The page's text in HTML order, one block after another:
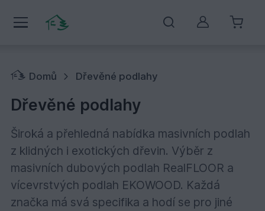
Můj účet
Domů Dřevěné podlahy
Dřevěné podlahy
Široká a přehledná nabídka masivních podlah
z klidných i exotických dřevin. Výběr z
masivních dubových podlah RealFLOOR a
vícevrstvých podlah EKOWOOD. Každá
značka má svá specifika a hodí se pro jiné